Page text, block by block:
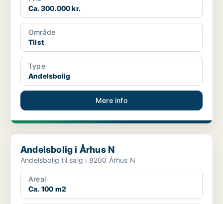
Ca. 300.000 kr.
Område
Tilst
Type
Andelsbolig
Mere info
Andelsbolig i Århus N
Andelsbolig i Århus N
Andelsbolig til salg i 8200 Århus N
Areal
Ca. 100 m2